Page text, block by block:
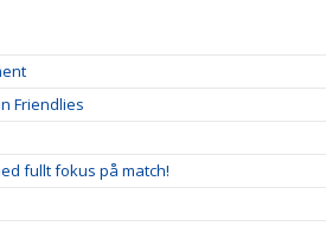
Friendlies
fullt fokus på match!